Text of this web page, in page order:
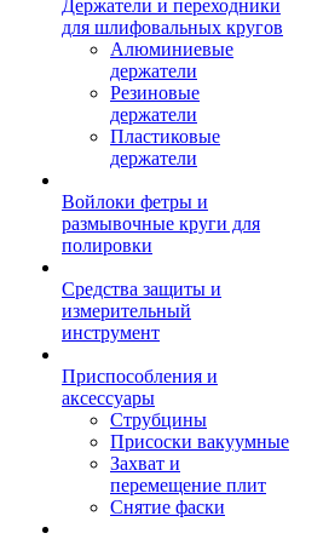
Держатели и переходники
для шлифовальных кругов
Алюминиевые
держатели
Резиновые
держатели
Пластиковые
держатели
Войлоки фетры и
размывочные круги для
полировки
Средства защиты и
измерительный
инструмент
Приспособления и
аксессуары
Струбцины
Присоски вакуумные
Захват и
перемещение плит
Снятие фаски